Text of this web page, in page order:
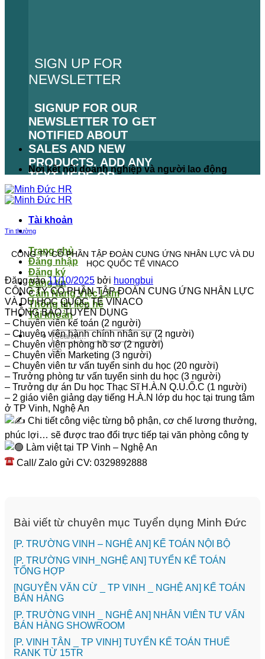
SIGN UP FOR
NEWSLETTER
SIGNUP FOR OUR
NEWSLETTER TO GET
NOTIFIED ABOUT
SALES AND NEW
PRODUCTS. ADD ANY
TEXT HERE OR
REMOVE IT.
LỖI:KHÔNG TÌM THẤY
BIỂU MẪU LIÊN HỆ.
Nơi kết nối doanh nghiệp và người lao động
Tài khoản
Trang chủ
Đăng nhập
Đăng ký
Đăng tin
Cẩm Nang Việc Làm
Thông tin liên hệ
Tài khoản
Tin thường
CÔNG TY CỔ PHẦN TẬP ĐOÀN CUNG ỨNG NHÂN LỰC VÀ DU
HỌC QUỐC TẾ VINACO
Đăng vào11/10/2025 bởi huongbui
CÔNG TY CỔ PHẦN TẬP ĐOÀN CUNG ỨNG NHÂN LỰC
VÀ DU HỌC QUỐC TẾ VINACO
THÔNG BÁO TUYỂN DỤNG
– Chuyên viên kế toán (2 người)
– Chuyên viên hành chính nhân sự (2 người)
– Chuyên viên phòng hồ sơ (2 người)
– Chuyên viên Marketing (3 người)
– Chuyên viên tư vấn tuyển sinh du học (20 người)
– Trưởng phòng tư vấn tuyển sinh du học (3 người)
– Trưởng dự án Du học Thạc Sĩ H.À.N Q.U.Ố.C (1 người)
– 2 giáo viên giảng dạy tiếng H.À.N lớp du học tại trung tâm
ở TP Vinh, Nghệ An
Chi tiết công việc từng bộ phận, cơ chế lương thưởng,
phúc lợi… sẽ được trao đổi trực tiếp tại văn phòng công ty
Làm việt tại TP Vinh – Nghệ An
Call/ Zalo gửi CV: 0329892888
Bài viết từ chuyên mục Tuyển dụng Minh Đức
[P. TRƯỜNG VINH – NGHỆ AN] KẾ TOÁN NỘI BỘ
[P. TRƯỜNG VINH_NGHỆ AN] TUYỂN KẾ TOÁN
TỔNG HỢP
[NGUYỄN VĂN CỪ _ TP VINH _ NGHỆ AN] KẾ TOÁN
BÁN HÀNG
[P. TRƯỜNG VINH _ NGHỆ AN] NHÂN VIÊN TƯ VẤN
BÁN HÀNG SHOWROOM
[P. VINH TÂN _ TP VINH] TUYỂN KẾ TOÁN THUẾ
RANK TỪ 15TR